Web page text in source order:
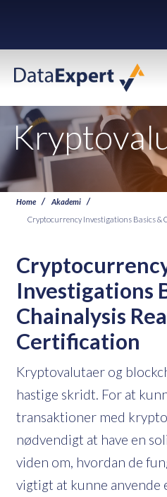
Home
Akademi
Cryptocurrency Investigations Basics &
Investigations
Chainalysis
Certification
Kryptovalutaer og
hastige skridt. For at
transaktioner med
nødvendigt at have en
viden om, hvordan de
vigtigt at kunne